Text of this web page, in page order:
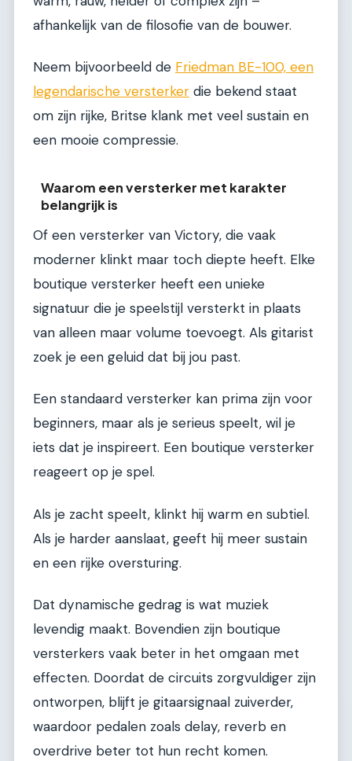
afhankelijk van de filosofie van de bouwer.
Neem bijvoorbeeld de Friedman BE-100, een
legendarische versterker die bekend staat
om zijn rijke, Britse klank met veel sustain en
een mooie compressie.
Waarom een versterker met karakter
belangrijk is
Of een versterker van Victory, die vaak
moderner klinkt maar toch diepte heeft. Elke
boutique versterker heeft een unieke
signatuur die je speelstijl versterkt in plaats
van alleen maar volume toevoegt. Als gitarist
zoek je een geluid dat bij jou past.
Een standaard versterker kan prima zijn voor
beginners, maar als je serieus speelt, wil je
iets dat je inspireert. Een boutique versterker
reageert op je spel.
Als je zacht speelt, klinkt hij warm en subtiel.
Als je harder aanslaat, geeft hij meer sustain
en een rijke oversturing.
Dat dynamische gedrag is wat muziek
levendig maakt. Bovendien zijn boutique
versterkers vaak beter in het omgaan met
effecten. Doordat de circuits zorgvuldiger zijn
ontworpen, blijft je gitaarsignaal zuiverder,
waardoor pedalen zoals delay, reverb en
overdrive beter tot hun recht komen.